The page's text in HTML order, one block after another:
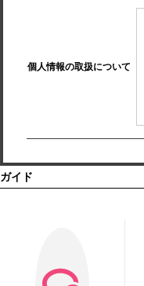
個人情報の取扱について
ガイド